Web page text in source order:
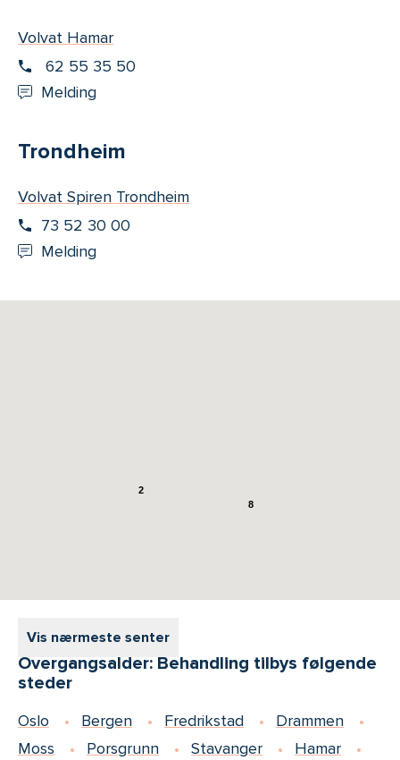
Volvat Hamar
62 55 35 50
Melding
Trondheim
Volvat Spiren Trondheim
73 52 30 00
Melding
Vis nærmeste senter
8
2
Overgangsalder: Behandling tilbys følgende
steder
Oslo Bergen Fredrikstad
Drammen
Moss
Porsgrunn Stavanger
Hamar